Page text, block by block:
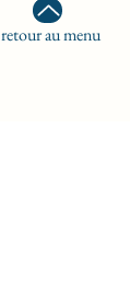
retour au menu
retour au menu